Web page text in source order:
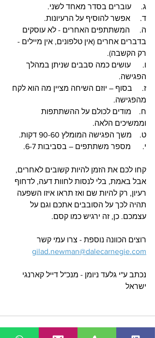
ג.     עוברים בסדר מאחד לשני.
ד.     אפשר להוסיף על הרעיונות.
ה.     המשתתפים האחרים - לא עוסקים
בדברים אחרים (אין טלפונים, אין מיילים -
רק הקשבה).
ו.      עושים כמה סבבים שניתן במהלך
הפגישה.
ז.     בסוף – יוזם השיחה מציין מה הוא לקח
מהפגישה.
ח.    מודים לכולם על ההשתתפות
וממשיכים הלאה.
ט.    משך הפגישה המומלץ 90-60 דקות.
י.      מספר משתתפים – בסביבות 6-7.
קחו לכם את הזמן להיות קשובים לאחרים,
אבל באמת, בלי לנסות לחוות דעה, לדחוף
רעיון, רק להיות שם ואז תראו איזו השפעה
תהיה לכך על הסובבים אתכם וגם על
עצמכם. כן, זה ירגיש כמו קסם.
רוצים הכוונה נוספת - צרו עמי קשר
gilad.newman@dalecarnegie.com
נכתב ע"י גלעד ניומן - מנכ"ל דייל קארנגי
ישראל